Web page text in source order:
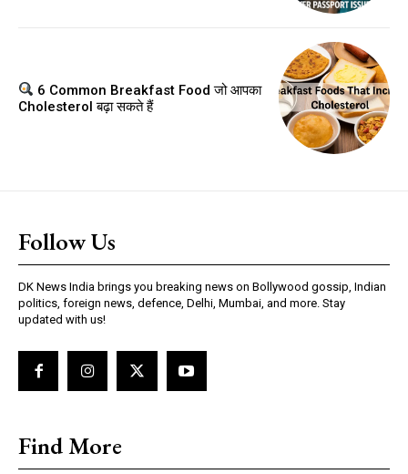
6 Common Breakfast Food जो आपका
Cholesterol बढ़ा सकते हैं
Follow Us
DK News India brings you breaking news on Bollywood gossip, Indian
politics, foreign news, defence, Delhi, Mumbai, and more. Stay
updated with us!
Find More